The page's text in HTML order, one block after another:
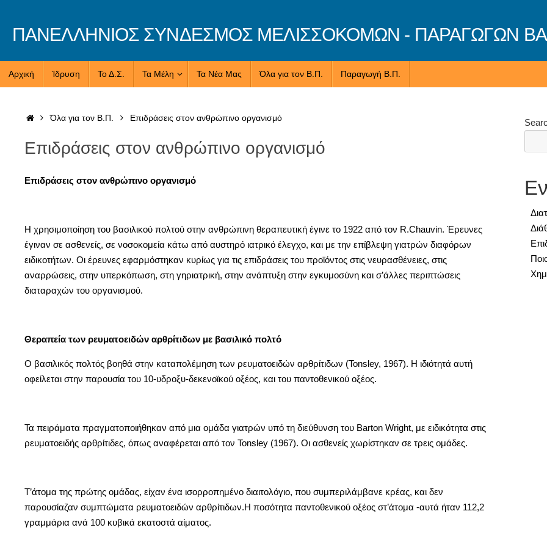
contentΠΑΝΕΛΛΗΝΙΟΣ ΣΥΝΔΕΣΜΟΣ ΜΕΛΙΣΣΟΚΟΜΩΝ - ΠΑΡΑΓΩΓΩΝ
Αρχική Ίδρυση Το Δ.Σ. Τα Μέλη Τα Νέα Μας Όλα για τον Β.Π. Παραγωγή Β.Π.
HomeΌλα για τον Β.Π. Επιδράσεις στον ανθρώπινο οργανισμό
Επιδράσεις στον ανθρώπινο οργανισμό
Επιδράσεις στον ανθρώπινο οργανισμό
Η χρησιμοποίηση του βασιλικού πολτού στην ανθρώπινη θεραπευτική έγινε το 1922 από τον R.Chauvin. Έρευνες
έγιναν σε ασθενείς, σε νοσοκομεία κάτω από αυστηρό ιατρικό έλεγχο, και με την επίβλεψη γιατρών διαφόρων
ειδικοτήτων. Οι έρευνες εφαρμόστηκαν κυρίως για τις επιδράσεις του προϊόντος στις νευρασθένειες, στις
αναρρώσεις, στην υπερκόπωση, στη γηριατρική, στην ανάπτυξη στην εγκυμοσύνη και σ’άλλες περιπτώσεις
διαταραχών του οργανισμού.
Θεραπεία των ρευματοειδών αρθρίτιδων με βασιλικό πολτό
Ο βασιλικός πολτός βοηθά στην καταπολέμηση των ρευματοειδών αρθρίτιδων (Tonsley, 1967). Η ιδιότητά αυτή
οφείλεται στην παρουσία του 10-υδροξυ-δεκενοϊκού οξέος, και του παντοθενικού οξέος.
Τα πειράματα πραγματοποιήθηκαν από μια ομάδα γιατρών υπό τη διεύθυνση του Barton Wright, με ειδικότητα στις
ρευματοειδής αρθρίτιδες, όπως αναφέρεται από τον Tonsley (1967). Οι ασθενείς χωρίστηκαν σε τρεις ομάδες.
Τ’άτομα της πρώτης ομάδας, είχαν ένα ισορροπημένο διαιτολόγιο, που συμπεριλάμβανε κρέας, και δεν
παρουσίαζαν συμπτώματα ρευματοειδών αρθρίτιδων.Η ποσότητα παντοθενικού οξέος στ’άτομα -αυτά ήταν 112,2
γραμμάρια ανά 100 κυβικά εκατοστά αίματος.